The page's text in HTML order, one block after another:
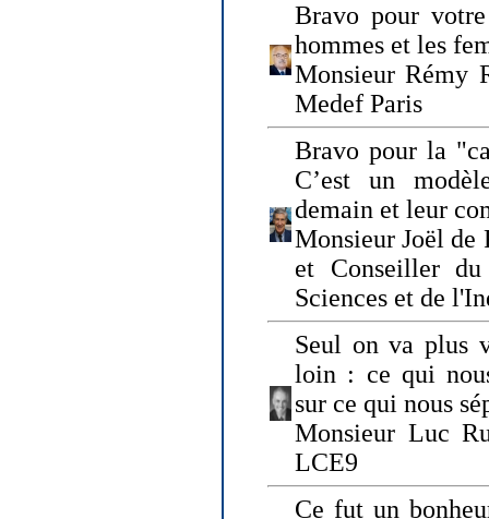
Bravo pour
hommes et les
Monsieur Rémy
Medef Paris
Bravo pour la
C’est un
demain et leur
Monsieur Joël de
et Conseiller
Sciences et de
Seul on va plus
loin : ce qui
sur ce qui nous
Monsieur Luc
LCE9
Ce fut un